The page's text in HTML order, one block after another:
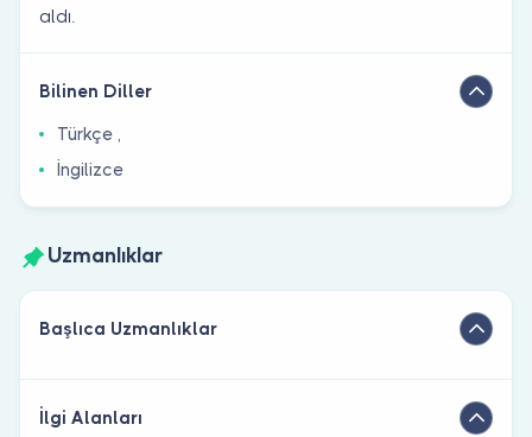
aldı.
Bilinen Diller
Türkçe ,
İngilizce
Uzmanlıklar
Başlıca Uzmanlıklar
İlgi Alanları